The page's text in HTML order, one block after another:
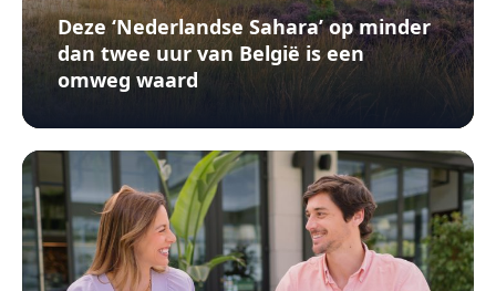
Deze ‘Nederlandse Sahara’ op minder
dan twee uur van België is een
omweg waard